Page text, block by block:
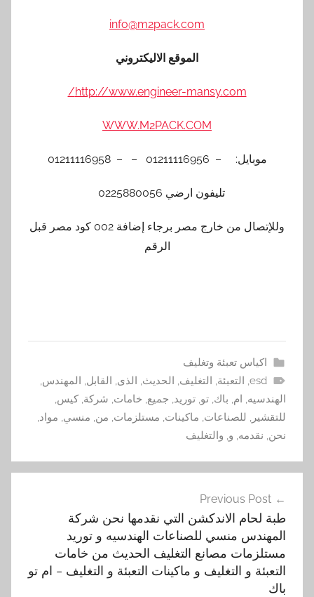
info@m2pack.com
الموقع الاليكتروني
http://www.engineer-mansy.com/
WWW.M2PACK.COM
موبايل: – 01211116956 – – 01211116958
تليفون ارضي 0225880056
وللإتصال من خارج مصر برجاء إضافة 002 كود مصر قبل
الرقم
اكياس تعبئة وتغليف
esd
, التعبئة, التغليف, الحديث, الذى, القابل, المهندس,
الهندسيه, ام, باك, تو, توريد, جميع, خامات, شركة, كيس,
للتقشير , للصناعات, ماكينات, مستلزمات, من, منسي, مواد,
نحن, نقدمه, و, والتغليف
المقالات
Previous Post
طبة لحام الاندكشن التي نقدمها نحن شركة
المهندس منسي للصناعات الهندسيه و توريد
مستلزمات مصانع التغليف الحديث من خامات
التعبئة و التغليف و ماكينات التعبئة و التغليف – ام تو
باك